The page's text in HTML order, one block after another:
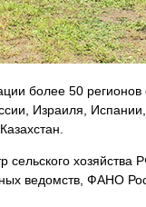
более 50 регионов
Израиля,
хозяйства
ведомств, ФАНО